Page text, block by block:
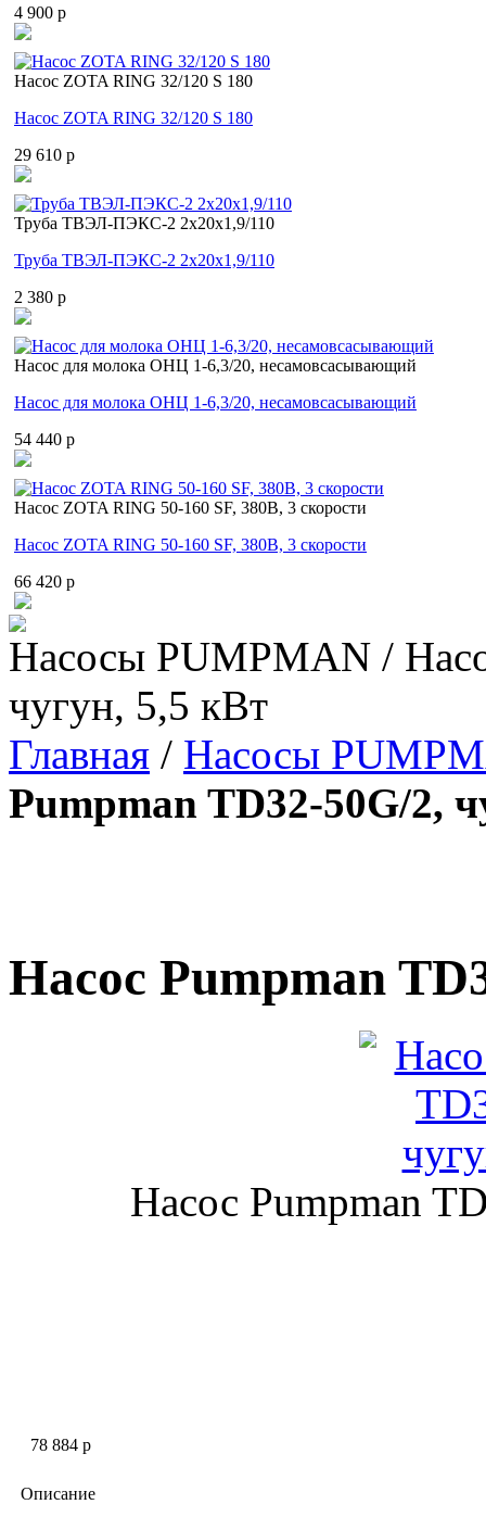
4 900 p
Насос ZOTA RING 32/120 S 180
Насос ZOTA RING 32/120 S 180
29 610 p
Труба ТВЭЛ-ПЭКС-2 2x20x1,9/110
Труба ТВЭЛ-ПЭКС-2 2x20x1,9/110
2 380 p
Насос для молока ОНЦ 1-6,3/20, несамовсасывающий
Насос для молока ОНЦ 1-6,3/20, несамовсасывающий
54 440 p
Насос ZOTA RING 50-160 SF, 380В, 3 скорости
Насос ZOTA RING 50-160 SF, 380В, 3 скорости
66 420 p
Насосы PUMPMAN /
чугун, 5,5 кВт
Главная / Насосы
Pumpman TD32-50G/2,
Насос Pumpman
Насос Pumpman
78 884 p
Описание